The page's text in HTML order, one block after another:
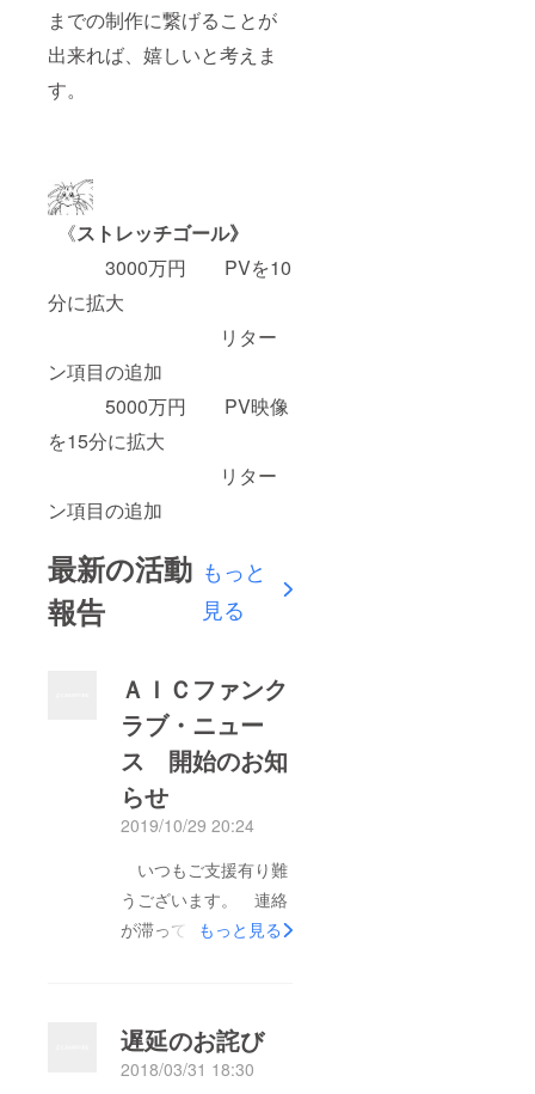
までの制作に繋げることが
出来れば、嬉しいと考えま
す。
《ストレッチゴール》
3000万円 PVを10
分に拡大
リター
ン項目の追加
5000万円 PV映像
を15分に拡大
リター
ン項目の追加
最新の活動
報告
もっと
見る
ＡＩＣファンク
ラブ・ニュー
ス 開始のお知
らせ
2019/10/29 20:24
いつもご支援有り難
うございます。 連絡
が滞ってしまっており
だ」という声を多数頂
戴しております。本当
もっと見る
遅延のお詫び
2018/03/31 18:30